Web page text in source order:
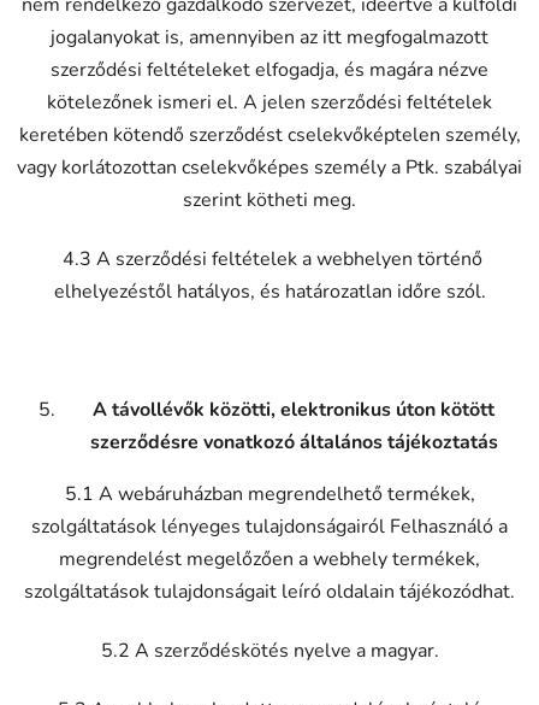
jogalanyokat is, amennyiben az itt megfogalmazott
szerződési feltételeket elfogadja, és magára nézve
kötelezőnek ismeri el. A jelen szerződési feltételek
keretében kötendő szerződést cselekvőképtelen személy,
vagy korlátozottan cselekvőképes személy a Ptk. szabályai
szerint kötheti meg.
4.3 A szerződési feltételek a webhelyen történő
elhelyezéstől hatályos, és határozatlan időre szól.
A távollévők közötti, elektronikus úton kötött
szerződésre vonatkozó általános tájékoztatás
5.1 A webáruházban megrendelhető termékek,
szolgáltatások lényeges tulajdonságairól Felhasználó a
megrendelést megelőzően a webhely termékek,
szolgáltatások tulajdonságait leíró oldalain tájékozódhat.
5.2 A szerződéskötés nyelve a magyar.